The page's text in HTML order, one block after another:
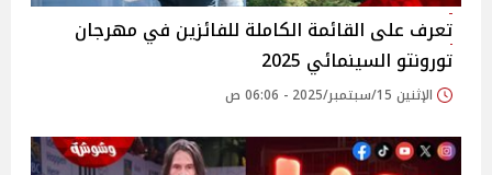
تعرف على القائمة الكاملة للفائزين في مهرجان
تورونتو السينمائي 2025
الإثنين 15/سبتمبر/2025 - 06:06 ص